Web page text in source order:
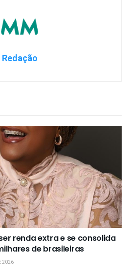
Redação
renda extra e se consolida
de brasileiras
2026